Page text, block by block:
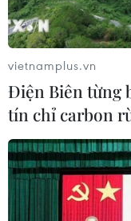
Vụ dùng súng
vietnamplus.vn
Điện Biên từng
tín chỉ carbon